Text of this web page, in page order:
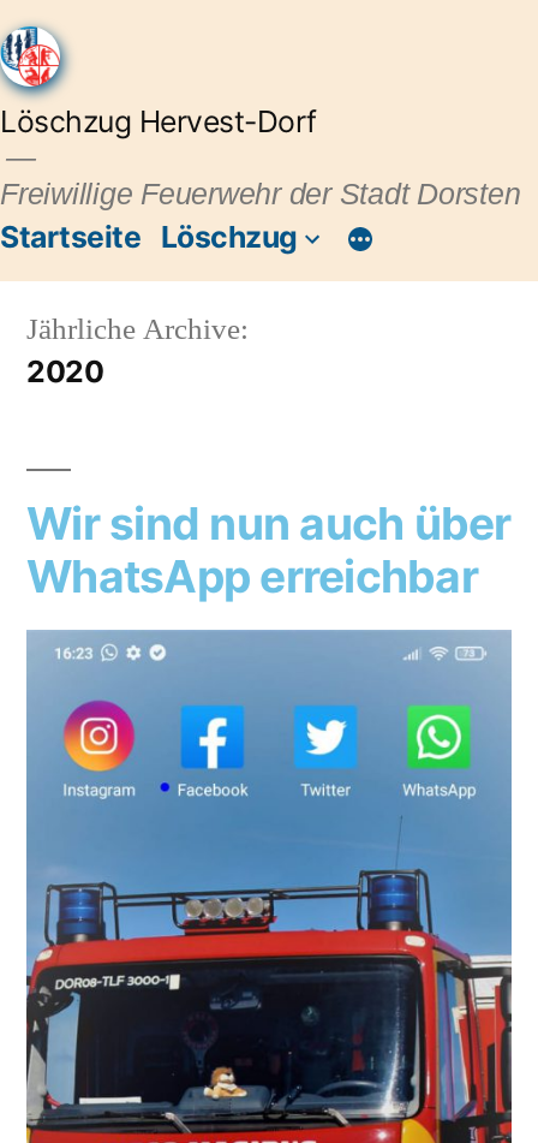
Löschzug Hervest-Dorf
Freiwillige Feuerwehr der Stadt Dorsten
Startseite Löschzug
Jährliche Archive:
2020
Wir sind nun auch über
WhatsApp erreichbar